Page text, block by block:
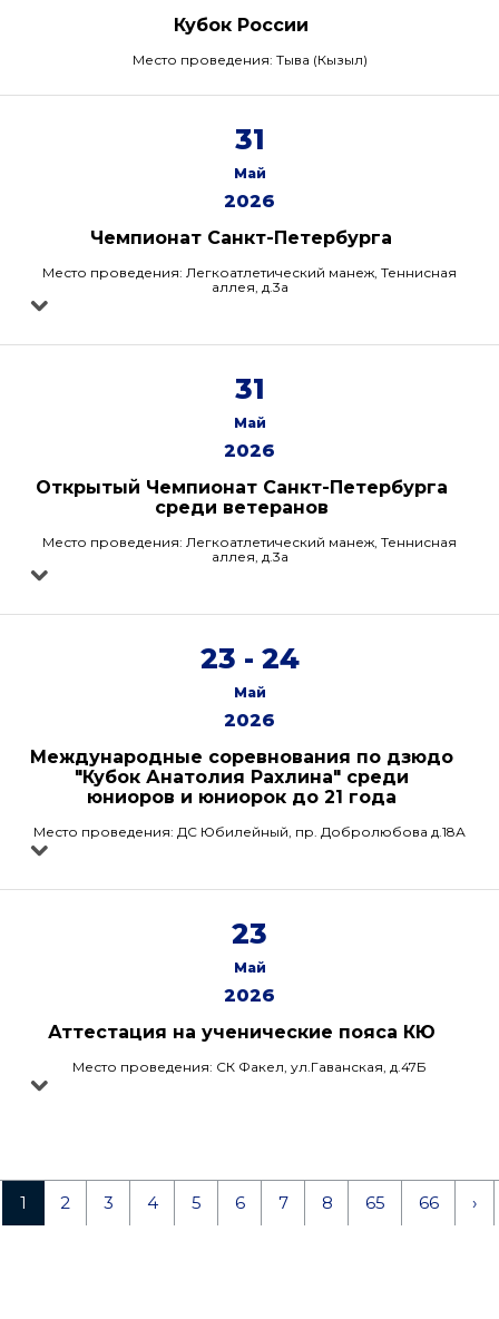
Кубок России
Место проведения: Тыва (Кызыл)
31
Май
2026
Чемпионат Санкт-Петербурга
Место проведения: Легкоатлетический манеж, Теннисная
аллея, д.3а
31
Май
2026
Открытый Чемпионат Санкт-Петербурга
среди ветеранов
Место проведения: Легкоатлетический манеж, Теннисная
аллея, д.3а
23 - 24
Май
2026
Международные соревнования по дзюдо
"Кубок Анатолия Рахлина" среди
юниоров и юниорок до 21 года
Место проведения: ДС Юбилейный, пр. Добролюбова д.18А
23
Май
2026
Аттестация на ученические пояса КЮ
Место проведения: СК Факел, ул.Гаванская, д.47Б
1 2 3 4 5 6 7 8 65 66 ›